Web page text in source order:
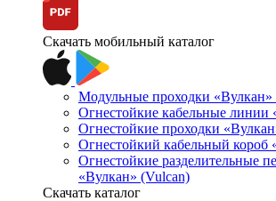
Скачать мобильный каталог
Модульные проходки «Вулкан»
Огнестойкие кабельные линии
Огнестойкие проходки
Огнестойкий кабельный короб
Огнестойкие разделительные
«Вулкан» (Vulcan)
Скачать каталог